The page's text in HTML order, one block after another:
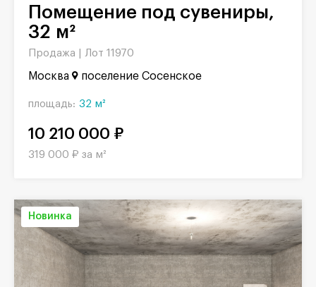
Помещение под сувениры,
32 м²
Продажа | Лот 11970
Москва поселение Сосенское
площадь: 32 м²
10 210 000 ₽
319 000 ₽ за м²
Новинка